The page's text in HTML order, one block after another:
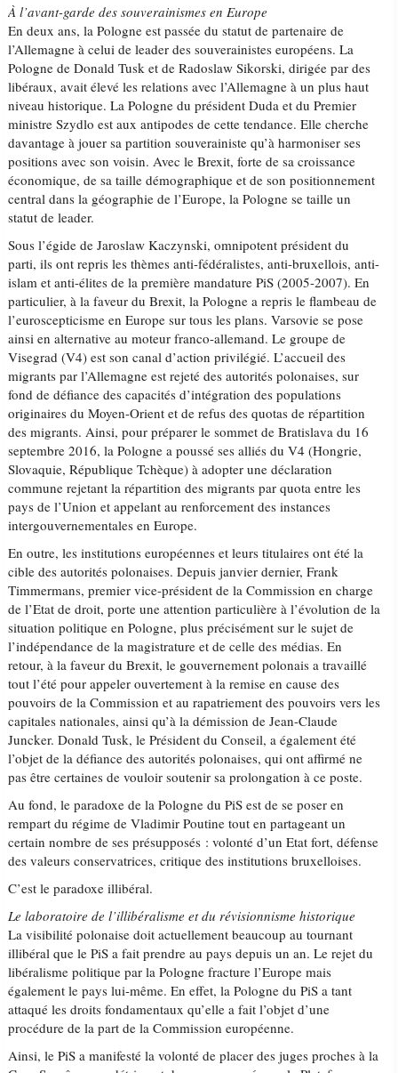
À l’avant-garde des souverainismes en Europe
En deux ans, la Pologne est passée du statut de partenaire de
l’Allemagne à celui de leader des souverainistes européens. La
Pologne de Donald Tusk et de Radoslaw Sikorski, dirigée par des
libéraux, avait élevé les relations avec l’Allemagne à un plus haut
niveau historique. La Pologne du président Duda et du Premier
ministre Szydlo est aux antipodes de cette tendance. Elle cherche
davantage à jouer sa partition souverainiste qu’à harmoniser ses
positions avec son voisin. Avec le Brexit, forte de sa croissance
économique, de sa taille démographique et de son positionnement
central dans la géographie de l’Europe, la Pologne se taille un
statut de leader.
Sous l’égide de Jaroslaw Kaczynski, omnipotent président du
parti, ils ont repris les thèmes anti-fédéralistes, anti-bruxellois, anti-
islam et anti-élites de la première mandature PiS (2005-2007). En
particulier, à la faveur du Brexit, la Pologne a repris le flambeau de
l’euroscepticisme en Europe sur tous les plans. Varsovie se pose
ainsi en alternative au moteur franco-allemand. Le groupe de
Visegrad (V4) est son canal d’action privilégié. L’accueil des
migrants par l’Allemagne est rejeté des autorités polonaises, sur
fond de défiance des capacités d’intégration des populations
originaires du Moyen-Orient et de refus des quotas de répartition
des migrants. Ainsi, pour préparer le sommet de Bratislava du 16
septembre 2016, la Pologne a poussé ses alliés du V4 (Hongrie,
Slovaquie, République Tchèque) à adopter une déclaration
commune rejetant la répartition des migrants par quota entre les
pays de l’Union et appelant au renforcement des instances
intergouvernementales en Europe.
En outre, les institutions européennes et leurs titulaires ont été la
cible des autorités polonaises. Depuis janvier dernier, Frank
Timmermans, premier vice-président de la Commission en charge
de l’Etat de droit, porte une attention particulière à l’évolution de la
situation politique en Pologne, plus précisément sur le sujet de
l’indépendance de la magistrature et de celle des médias. En
retour, à la faveur du Brexit, le gouvernement polonais a travaillé
tout l’été pour appeler ouvertement à la remise en cause des
pouvoirs de la Commission et au rapatriement des pouvoirs vers les
capitales nationales, ainsi qu’à la démission de Jean-Claude
Juncker. Donald Tusk, le Président du Conseil, a également été
l’objet de la défiance des autorités polonaises, qui ont affirmé ne
pas être certaines de vouloir soutenir sa prolongation à ce poste.
Au fond, le paradoxe de la Pologne du PiS est de se poser en
rempart du régime de Vladimir Poutine tout en partageant un
certain nombre de ses présupposés : volonté d’un Etat fort, défense
des valeurs conservatrices, critique des institutions bruxelloises.
C’est le paradoxe illibéral.
Le laboratoire de l’illibéralisme et du révisionnisme historique
La visibilité polonaise doit actuellement beaucoup au tournant
illibéral que le PiS a fait prendre au pays depuis un an. Le rejet du
libéralisme politique par la Pologne fracture l’Europe mais
également le pays lui-même. En effet, la Pologne du PiS a tant
attaqué les droits fondamentaux qu’elle a fait l’objet d’une
procédure de la part de la Commission européenne.
Ainsi, le PiS a manifesté la volonté de placer des juges proches à la